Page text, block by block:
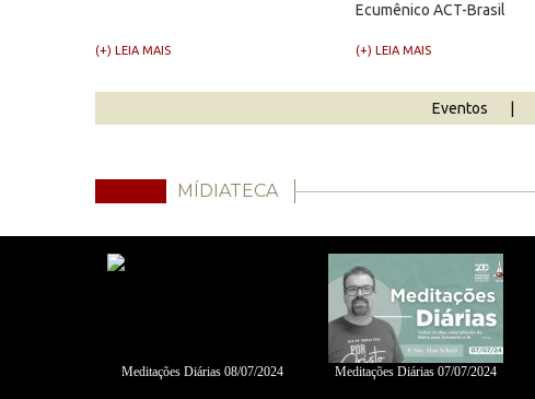
(+) LEIA MAIS
Ecumênico ACT-Brasil
(+) LEIA MAIS
Eventos
MÍDIATECA
Meditações Diárias 08/07/2024 Meditações Diárias 07/07/2024